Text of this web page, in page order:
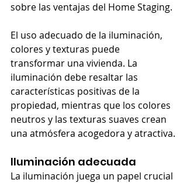
sobre las ventajas del Home Staging.
El uso adecuado de la iluminación,
colores y texturas puede
transformar una vivienda. La
iluminación debe resaltar las
características positivas de la
propiedad, mientras que los colores
neutros y las texturas suaves crean
una atmósfera acogedora y atractiva.
Iluminación adecuada
La iluminación juega un papel crucial